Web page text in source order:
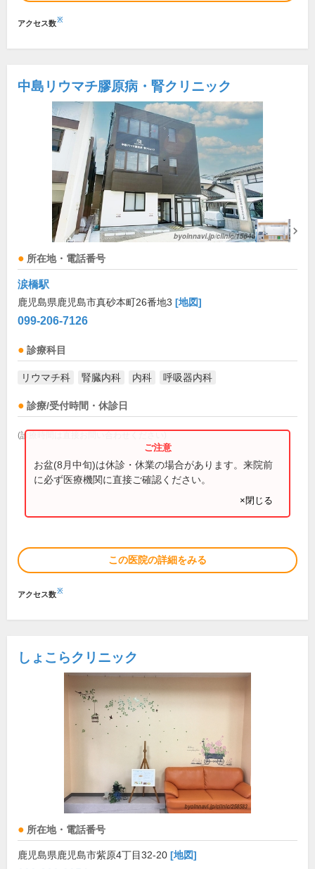
アクセス数※
中島リウマチ膠原病・腎クリニック
所在地・電話番号
涙橋駅
鹿児島県鹿児島市真砂本町26番地3 [地図]
099-206-7126
診療科目
リウマチ科 腎臓内科 内科 呼吸器内科
診療/受付時間・休診日
(診療時間は直接お問い合わせください)
お盆(8月中旬)は休診・休業の場合があります。来院前
に必ず医療機関に直接ご確認ください。
×閉じる
この医院の詳細をみる
アクセス数※
しょこらクリニック
所在地・電話番号
鹿児島県鹿児島市紫原4丁目32-20 [地図]